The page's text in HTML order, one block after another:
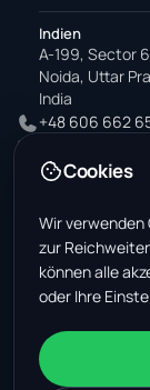
Indien
A-199, Sector
Noida, Uttar
India
+48 606 662
PRODUKT
Marktplatz
Materialien —
Materialien — Kauf
Jobs (USA)
UNTERNEHMEN
Über uns
Support
KONTO
Anmelden
Cookies
Wir verwenden
zur
können alle
oder Ihre